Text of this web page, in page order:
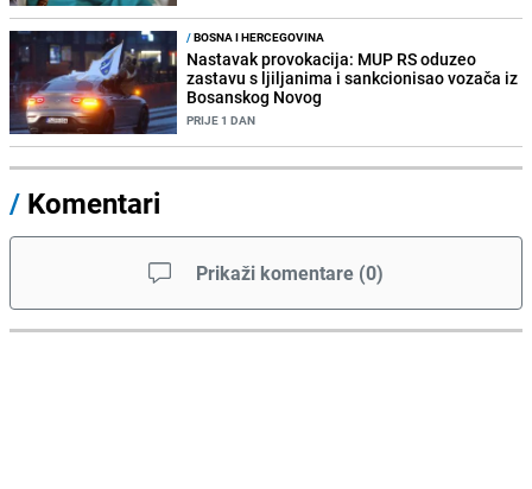
/BOSNA I HERCEGOVINA
Nastavak provokacija: MUP RS oduzeo
zastavu s ljiljanima i sankcionisao vozača iz
Bosanskog Novog
PRIJE 1 DAN
/ Komentari
Prikaži komentare (0)